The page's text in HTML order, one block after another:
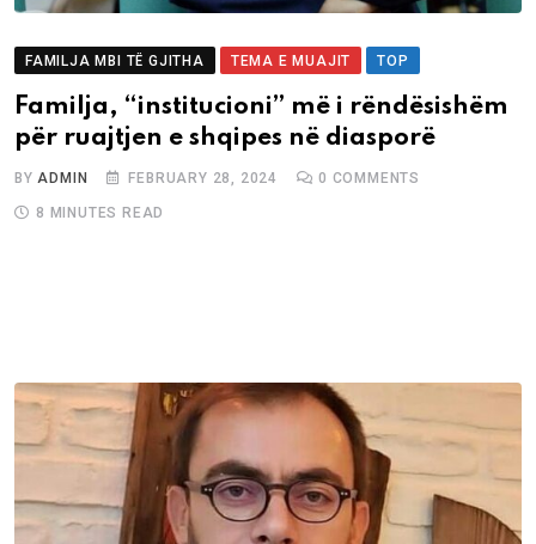
FAMILJA MBI TË GJITHA TEMA E MUAJIT TOP
Familja, “institucioni” më i rëndësishëm
për ruajtjen e shqipes në diasporë
BY ADMIN FEBRUARY 28, 2024 0 COMMENTS
8 MINUTES READ